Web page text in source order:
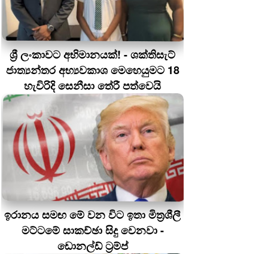
ශ්‍රී ලංකාවට අභිමානයක්! - ශක්තිසැට්
ජාත්‍යන්තර අභ්‍යවකාශ මෙහෙයුමට 18
හැවිරිදි සෙනීසා තේරී පත්වෙයි
ඉරානය සමඟ මේ වන විට ඉතා මිත්‍රශීලී
මට්ටමේ සාකච්ඡා සිදු වෙනවා -
ඩොනල්ඩ් ට්‍රම්ප්